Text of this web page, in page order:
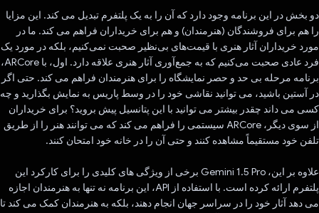
دو بخش در این برنامه وجود دارد که آن را به یک پلتفرم تبدیل می کند. این مزایا
را هم برای فروشندگان (هنرمندان) و هم برای خریداران فراهم می کند. ما در
مورد خریداران آثار هنری با قیمت‌های بی‌نظیر صحبت نمی‌کنیم، بلکه در مورد یک
فرد عادی صحبت می‌کنیم که به جمع‌آوری آثار هنری علاقه دارد. اول، با ARCore،
برنامه مرحله بی حد و حصر نمایشگاه را برای هنرمندان فراهم می کند. حتی اگر
در آستین باشید، می توانید نقاشی خود را در وسط پاریس به نمایش بگذارید و چه
کسی می داند چقدر بیشتر می توانید با این پتانسیل پیش بروید؟ برای خریداران
از سوی دیگر، ARCore سیستمی را فراهم می کند که می توانند هنر را از طریق
تلفن خود مستقیماً مشاهده کنند و حتی آن را در خانه خود امتحان کنند.
علاوه بر این، Gemini 1.5 Pro برخی از ویژگی های کلیدی را برای کارکرد این
پلتفرم ارائه کرده است. با استفاده از API، این برنامه نه تنها به هنرمندان اجازه
می دهد آثار خود را در سراسر جهان انجام دهند، بلکه به هنرمندان کمک می کند تا